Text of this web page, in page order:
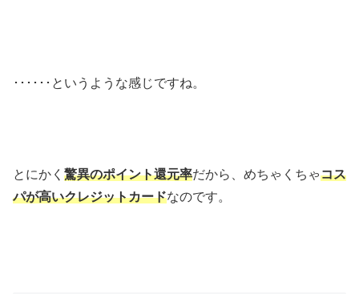
･･････というような感じですね。
とにかく 驚異のポイント還元率だから、めちゃくちゃコス
パが高いクレジットカードなのです。